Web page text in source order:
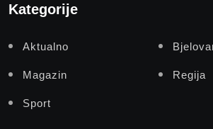
Kategorije
Aktualno
Magazin Regija
Sport